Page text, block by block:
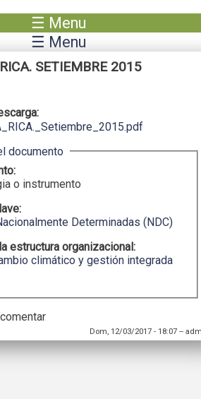
☰ Menu
☰ Menu
SETIEMBRE 2015
documento
o instrumento
Determinadas (NDC)
estructura organizacional:
climático y gestión integrada
Dom, 12/03/2017 - 18:07 --